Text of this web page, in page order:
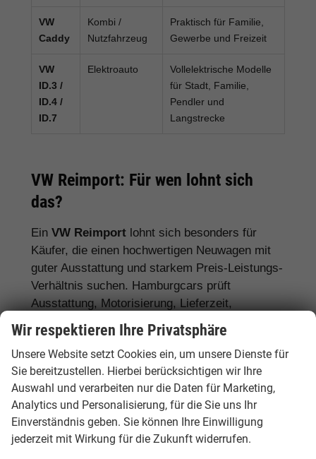
VW
Caddy
Kombi /
Nutzfahrzeug
Praktisch für Familie,
Gewerbe und Freizeit
VW
ID.3 /
ID.4 /
ID.7
Elektroauto
Vollelektrische Modelle
für Stadt, Familie,
Pendler und
Langstrecke
VW Reimport: Für wen lohnt sich
das?
Ein VW Reimport lohnt sich besonders für
Käufer, die einen hochwertigen Neuwagen mit
guter Ausstattung und starkem Preis-Leistungs-
Verhältnis suchen. Hamburgcars prüft
Ausstattung, Motorisierung, Lieferzeit,
Garantiebedingungen und Fahrzeugdetails
transparent vor dem Kauf.
Für Stadtfahrer:VW Polo, VW Golf, VW
ID.3
Für Familien: VW Tiguan, VW Passat
Variant, VW Touran, VW Caddy
Wir respektieren Ihre Privatsphäre
Unsere Website setzt Cookies ein, um unsere Dienste für
Sie bereitzustellen. Hierbei berücksichtigen wir Ihre
Auswahl und verarbeiten nur die Daten für Marketing,
Analytics und Personalisierung, für die Sie uns Ihr
Einverständnis geben. Sie können Ihre Einwilligung
jederzeit mit Wirkung für die Zukunft widerrufen.